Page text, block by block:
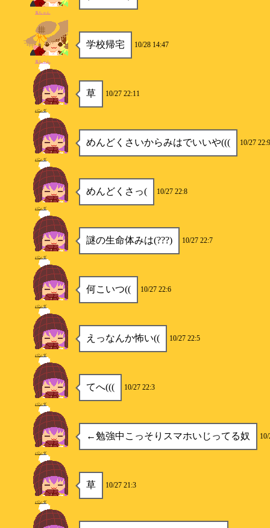
鬼ちゃん
学校帰宅 10/28 14:47
鬼ちゃん
草 10/27 22:11
パンダ
めんどくさいからみはでいいや((( 10/27 22:9
パンダ
めんどくさっ( 10/27 22:8
パンダ
謎の生命体みは(???) 10/27 22:7
パンダ
何こいつ(( 10/27 22:6
パンダ
えっなんか怖い(( 10/27 22:5
パンダ
てへ((( 10/27 22:3
パンダ
←勉強中こっそりスマホいじってる奴
パンダ
草 10/27 21:3
パンダ